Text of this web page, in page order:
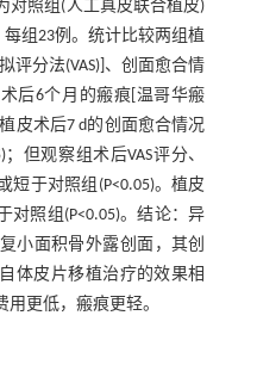
对照组(人工真皮联合植皮)
组23例。统计比较两组植
评分法(VAS)]、创面愈合情
后6个月的瘢痕[温哥华瘢
皮术后7 d的创面愈合情况
但观察组术后VAS评分、
短于对照组(P<0.05)。植皮
对照组(P<0.05)。结论：异
小面积骨外露创面，其创
体皮片移植治疗的效果相
更低，瘢痕更轻。